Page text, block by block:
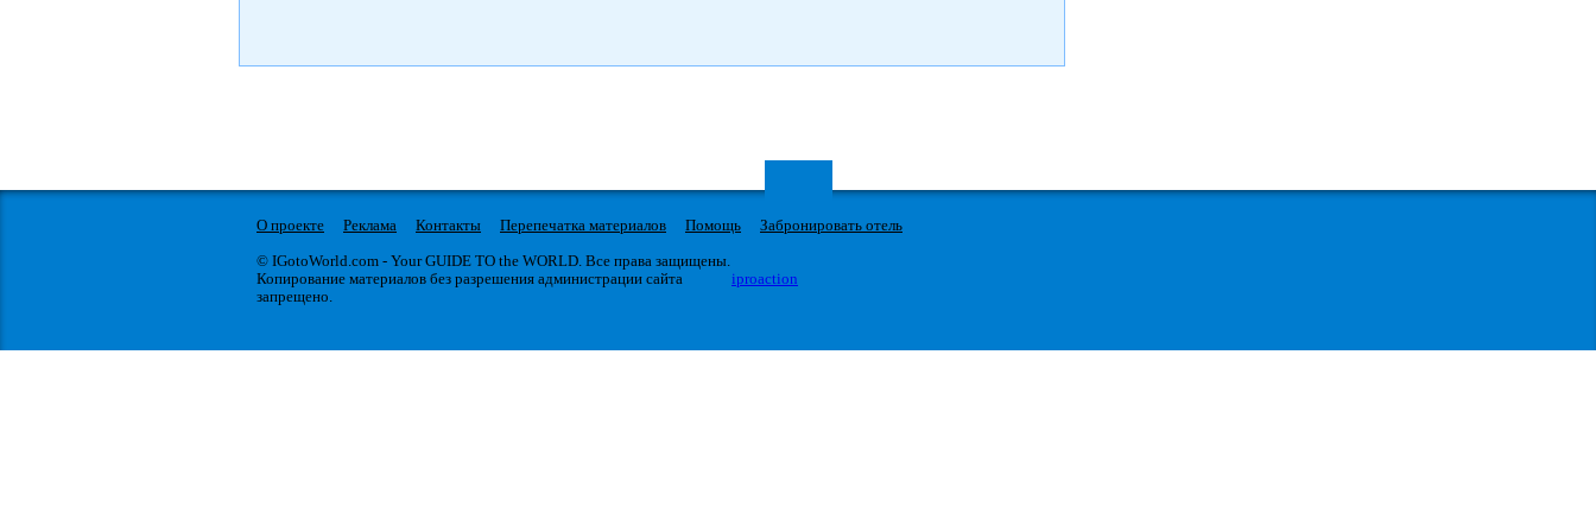
О проекте Реклама Контакты Перепечатка материалов Помощь
Забронировать отель
© IGotoWorld.com - Your GUIDE TO the WORLD. Все права защищены.
Копирование материалов без разрешения администрации сайта
запрещено.
iproaction